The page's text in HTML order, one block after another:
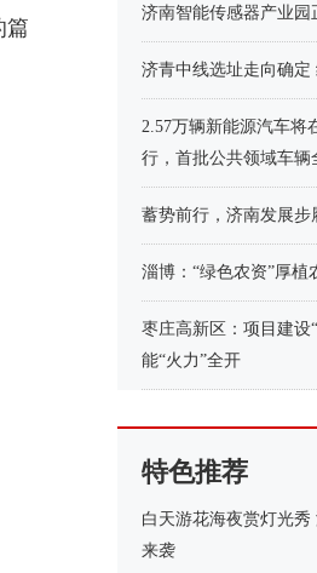
篇
济南智能传感器产业园
济青中线选址走向确定
2.57万辆新能源汽车将
行，首批公共领域车辆
蓄势前行，济南发展步
淄博：“绿色农资”厚植
枣庄高新区：项目建设
能“火力”全开
特色推荐
白天游花海夜赏灯光
来袭